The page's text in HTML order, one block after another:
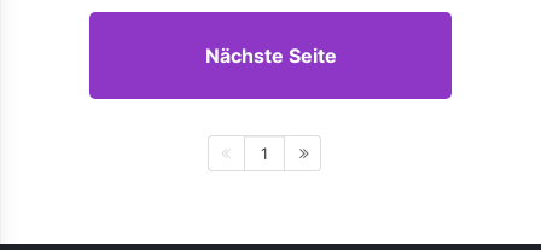
Nächste Seite
1